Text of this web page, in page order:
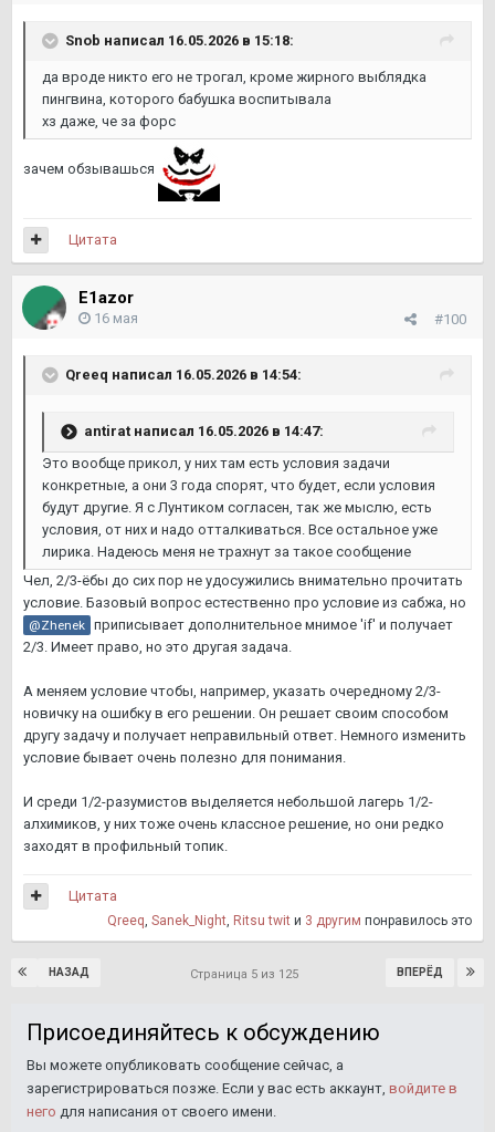
Snob написал 16.05.2026 в 15:18:
да вроде никто его не трогал, кроме жирного выблядка
пингвина, которого бабушка воспитывала
хз даже, че за форс
зачем обзывашься
Цитата
E1azor
#100
16 мая
Qreeq написал 16.05.2026 в 14:54:
antirat написал 16.05.2026 в 14:47:
Это вообще прикол, у них там есть условия задачи
конкретные, а они 3 года спорят, что будет, если условия
будут другие. Я с Лунтиком согласен, так же мыслю, есть
условия, от них и надо отталкиваться. Все остальное уже
лирика. Надеюсь меня не трахнут за такое сообщение
Чел, 2/3-ёбы до сих пор не удосужились внимательно прочитать
условие. Базовый вопрос естественно про условие из сабжа, но
@Zhenek приписывает дополнительное мнимое 'if' и получает
2/3. Имеет право, но это другая задача.
А меняем условие чтобы, например, указать очередному 2/3-
новичку на ошибку в его решении. Он решает своим способом
другу задачу и получает неправильный ответ. Немного изменить
условие бывает очень полезно для понимания.
И среди 1/2-разумистов выделяется небольшой лагерь 1/2-
алхимиков, у них тоже очень классное решение, но они редко
заходят в профильный топик.
Qreeq, Sanek_Night, Ritsu twit и 3 другим понравилось это
Цитата
НАЗАД ВПЕРЁД
Страница 5 из 125
Присоединяйтесь к обсуждению
Вы можете опубликовать сообщение сейчас, а
зарегистрироваться позже. Если у вас есть аккаунт, войдите в
него для написания от своего имени.